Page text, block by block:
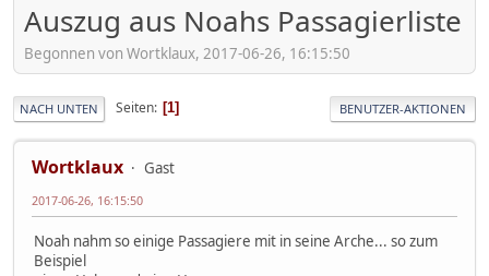
Auszug aus Noahs Passagierliste
Begonnen von Wortklaux, 2017-06-26, 16:15:50
NACH UNTEN Seiten 1 BENUTZER-AKTIONEN
Wortklaux Gast
2017-06-26, 16:15:50
Noah nahm so einige Passagiere mit in seine Arche... so zum
Beispiel